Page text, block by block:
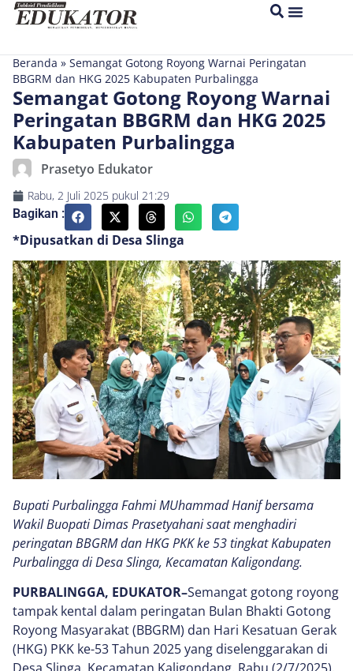
Beranda » Semangat Gotong Royong Warnai Peringatan
BBGRM dan HKG 2025 Kabupaten Purbalingga
Semangat Gotong Royong Warnai
Peringatan BBGRM dan HKG 2025
Kabupaten Purbalingga
Prasetyo Edukator
Rabu, 2 Juli 2025 pukul 21:29
Bagikan :
*Dipusatkan di Desa Slinga
Bupati Purbalingga Fahmi MUhammad Hanif bersama
Wakil Buopati Dimas Prasetyahani saat menghadiri
peringatan BBGRM dan HKG PKK ke 53 tingkat Kabupaten
Purbalingga di Desa Slinga, Kecamatan Kaligondang.
PURBALINGGA, EDUKATOR–Semangat gotong royong
tampak kental dalam peringatan Bulan Bhakti Gotong
Royong Masyarakat (BBGRM) dan Hari Kesatuan Gerak
(HKG) PKK ke-53 Tahun 2025 yang diselenggarakan di